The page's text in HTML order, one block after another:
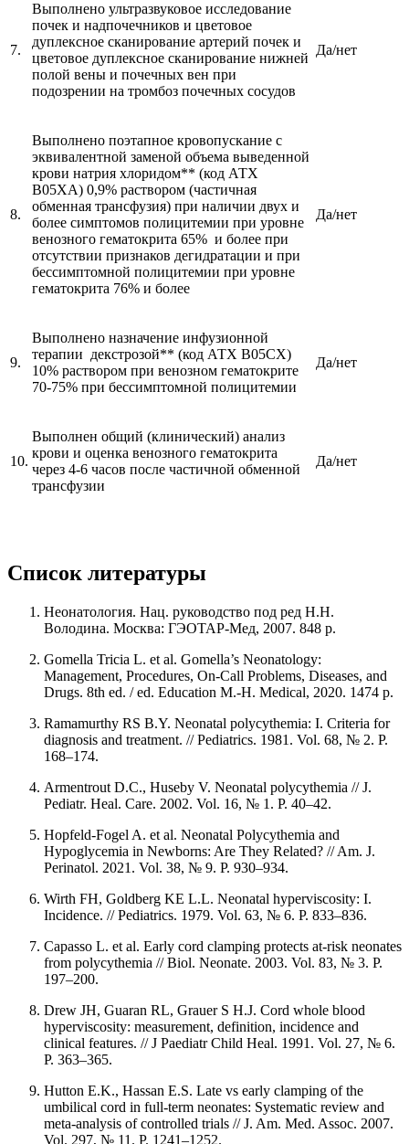
7.
Выполнено ультразвуковое исследование
почек и надпочечников и цветовое
дуплексное сканирование артерий почек и
цветовое дуплексное сканирование нижней
полой вены и почечных вен при
подозрении на тромбоз почечных сосудов
Да/нет
8.
Выполнено поэтапное кровопускание с
эквивалентной заменой объема выведенной
крови натрия хлоридом** (код АТХ
В05ХА) 0,9% раствором (частичная
обменная трансфузия) при наличии двух и
более симптомов полицитемии при уровне
венозного гематокрита 65% и более при
отсутствии признаков дегидратации и при
бессимптомной полицитемии при уровне
гематокрита 76% и более
Да/нет
9.
Выполнено назначение инфузионной
терапии декстрозой** (код АТХ В05СХ)
10% раствором при венозном гематокрите
70-75% при бессимптомной полицитемии
Да/нет
10.
Выполнен общий (клинический) анализ
крови и оценка венозного гематокрита
через 4-6 часов после частичной обменной
трансфузии
Да/нет
Список литературы
Неонатология. Нац. руководство под ред Н.Н.
Володина. Москва: ГЭОТАР-Мед, 2007. 848 p.
Gomella Tricia L. et al. Gomella’s Neonatology:
Management, Procedures, On-Call Problems, Diseases, and
Drugs. 8th ed. / ed. Education M.-H. Medical, 2020. 1474 p.
Ramamurthy RS B.Y. Neonatal polycythemia: I. Criteria for
diagnosis and treatment. // Pediatrics. 1981. Vol. 68, № 2. P.
168–174.
Armentrout D.C., Huseby V. Neonatal polycythemia // J.
Pediatr. Heal. Care. 2002. Vol. 16, № 1. P. 40–42.
Hopfeld-Fogel A. et al. Neonatal Polycythemia and
Hypoglycemia in Newborns: Are They Related? // Am. J.
Perinatol. 2021. Vol. 38, № 9. P. 930–934.
Wirth FH, Goldberg KE L.L. Neonatal hyperviscosity: I.
Incidence. // Pediatrics. 1979. Vol. 63, № 6. P. 833–836.
Capasso L. et al. Early cord clamping protects at-risk neonates
from polycythemia // Biol. Neonate. 2003. Vol. 83, № 3. P.
197–200.
Drew JH, Guaran RL, Grauer S H.J. Cord whole blood
hyperviscosity: measurement, definition, incidence and
clinical features. // J Paediatr Child Heal. 1991. Vol. 27, № 6.
P. 363–365.
Hutton E.K., Hassan E.S. Late vs early clamping of the
umbilical cord in full-term neonates: Systematic review and
meta-analysis of controlled trials // J. Am. Med. Assoc. 2007.
Vol. 297, № 11. P. 1241–1252.